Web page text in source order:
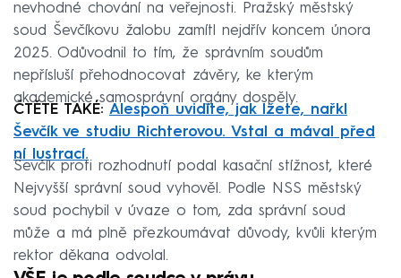
nevhodné chování na veřejnosti. Pražský městský
soud Ševčíkovu žalobu zamítl nejdřív koncem února
2025. Odůvodnil to tím, že správním soudům
nepřísluší přehodnocovat závěry, ke kterým
akademické samosprávní orgány dospěly.
ČTĚTE TAKÉ: Alespoň uvidíte, jak lžete, nařkl
Ševčík ve studiu Richterovou. Vstal a mával před
ní lustrací.
Ševčík proti rozhodnutí podal kasační stížnost, které
Nejvyšší správní soud vyhověl. Podle NSS městský
soud pochybil v úvaze o tom, zda správní soud
může a má plně přezkoumávat důvody, kvůli kterým
rektor děkana odvolal.